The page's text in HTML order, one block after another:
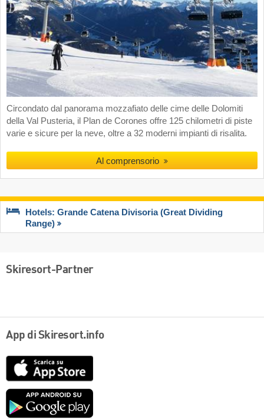
Circondato dal panorama mozzafiato delle cime delle Dolomiti
della Val Pusteria, il Plan de Corones offre 125 chilometri di piste
varie e sicure per la neve, oltre a 32 moderni impianti di risalita.
Al comprensorio
Hotels: Grande Catena Divisoria (Great Dividing
Range)
Skiresort-Partner
App di Skiresort.info
Google